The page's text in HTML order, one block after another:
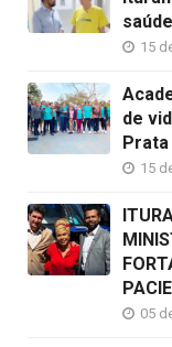
15
de
Prata
15
05